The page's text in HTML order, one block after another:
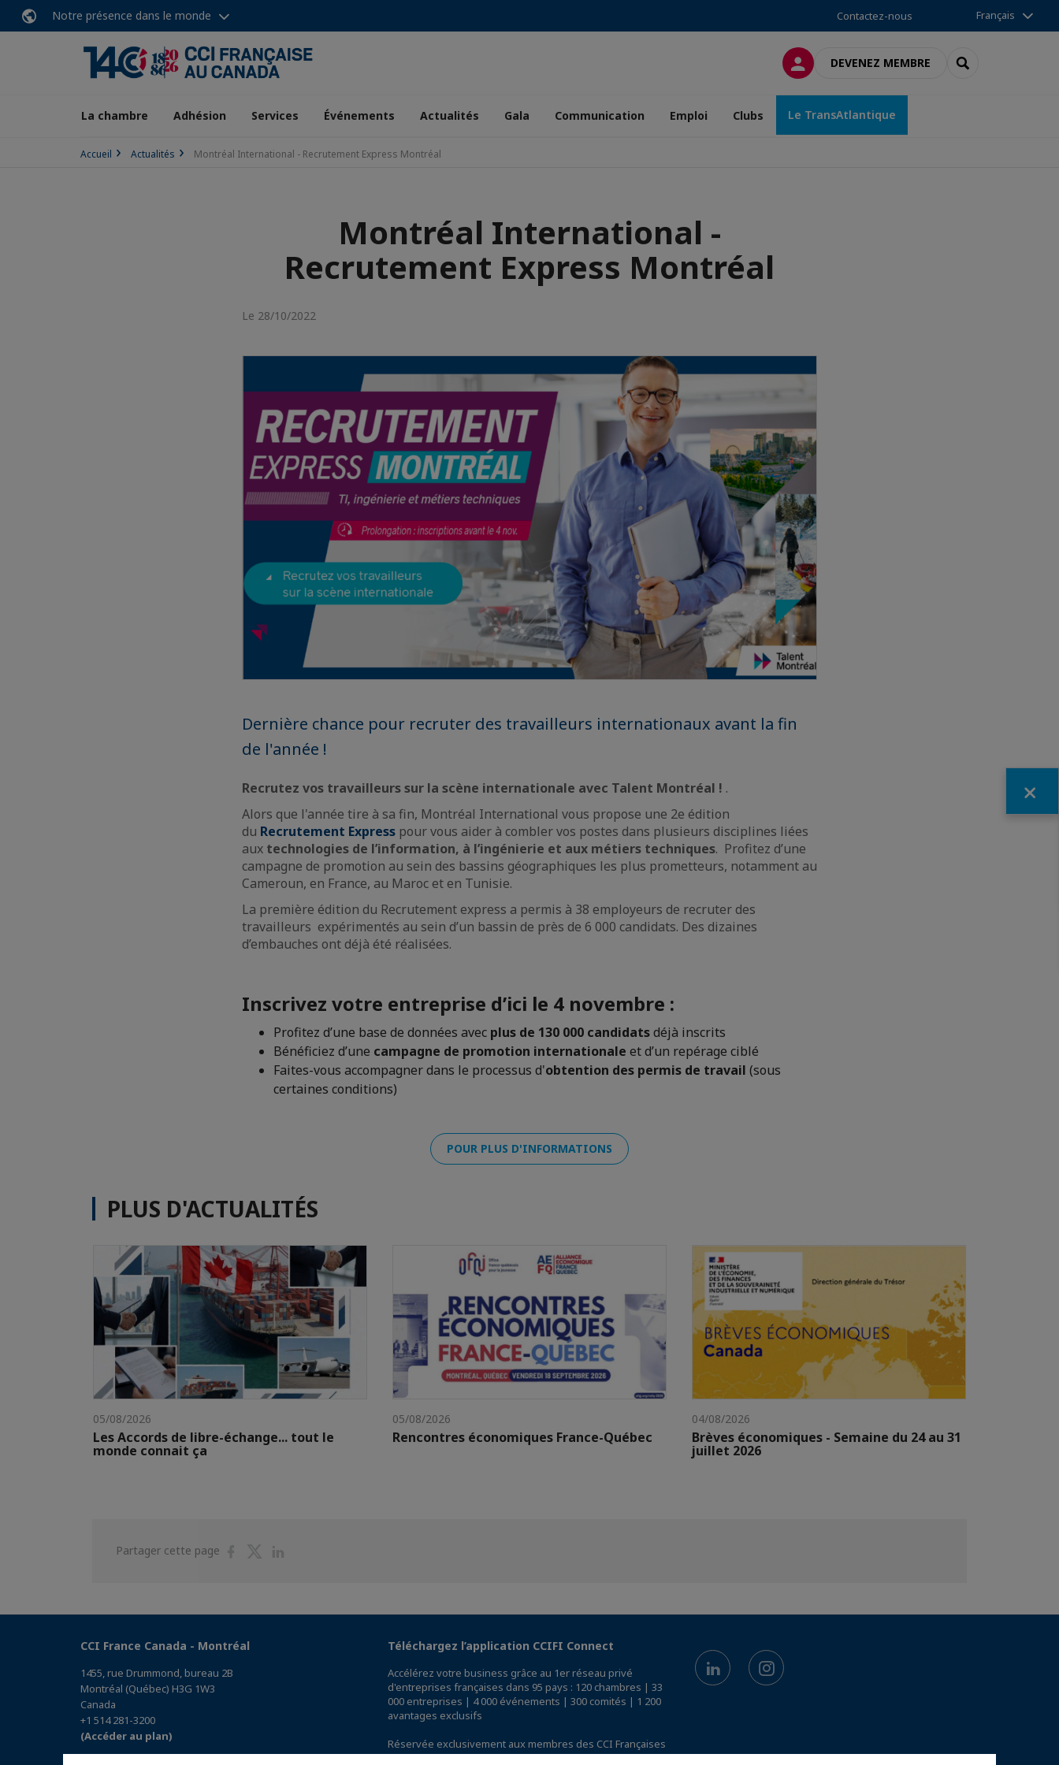
Notre présence dans le monde Contactez-nous Français
CONNEXIONDEVENEZ MEMBRE RECHERCHER
La chambre Adhésion Services Événements Actualités Gala Communication Emploi Clubs Le TransAtlantique
Accueil Actualités Montréal International - Recrutement Express Montréal
Montréal International -
Recrutement Express Montréal
Le 28/10/2022
Dernière chance pour recruter des travailleurs internationaux avant la fin
de l'année !
Recrutez vos travailleurs sur la scène internationale avec Talent Montréal ! .
Alors que l'année tire à sa fin, Montréal International vous propose une 2e édition
du Recrutement Express pour vous aider à combler vos postes dans plusieurs disciplines liées
aux technologies de l’information, à l’ingénierie et aux métiers techniques. Profitez d’une
campagne de promotion au sein des bassins géographiques les plus prometteurs, notamment au
Cameroun, en France, au Maroc et en Tunisie.
La première édition du Recrutement express a permis à 38 employeurs de recruter des
travailleurs expérimentés au sein d’un bassin de près de 6 000 candidats. Des dizaines
d’embauches ont déjà été réalisées.
Inscrivez votre entreprise d’ici le 4 novembre :
Profitez d’une base de données avec plus de 130 000 candidatsdéjà inscrits
Bénéficiez d’une campagne de promotion internationale et d’un repérage ciblé
Faites-vous accompagner dans le processus d'obtention des permis de travail (sous
certaines conditions)
POUR PLUS D'INFORMATIONS
PLUS D'ACTUALITÉS
05/08/2026
Les Accords de libre-échange... tout le
monde connait ça
05/08/2026
Rencontres économiques France-Québec
04/08/2026
Brèves économiques - Semaine du 24 au 31
juillet 2026
Partager cette page
PartagerPartager
CCI France Canada - Montréal
1455, rue Drummond, bureau 2B
Montréal (Québec) H3G 1W3
Canada
+1 514 281-3200
(Accéder au plan)
Téléchargez l’application CCIFI Connect
Accélérez votre business grâce au 1er réseau privé
d'entreprises françaises dans 95 pays : 120 chambres | 33
000 entreprises | 4 000 événements | 300 comités | 1 200
avantages exclusifs
Réservée exclusivement aux membres des CCI Françaises
à l'International,découvrez l'app CCIFI Connect.